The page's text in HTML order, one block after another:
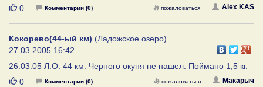
Нравится
0 Комментарии (0) Alex KAS
пожаловаться
Кокорево(44-ый км) (Ладожское озеро)
27.03.2005 16:42
26.03.05 Л.О. 44 км. Черного окуня не нашел. Поймано 1,5 кг.
Нравится
0 Комментарии (0) Макарыч
пожаловаться